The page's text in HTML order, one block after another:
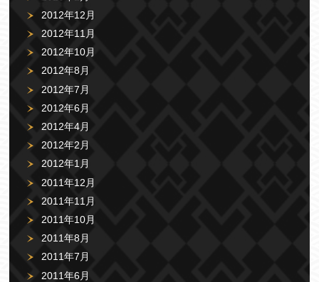
2012年12月
2012年11月
2012年10月
2012年8月
2012年7月
2012年6月
2012年4月
2012年2月
2012年1月
2011年12月
2011年11月
2011年10月
2011年8月
2011年7月
2011年6月